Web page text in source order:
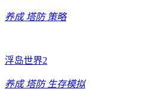
养成 塔防 策略
浮岛世界2
养成 塔防 生存模拟